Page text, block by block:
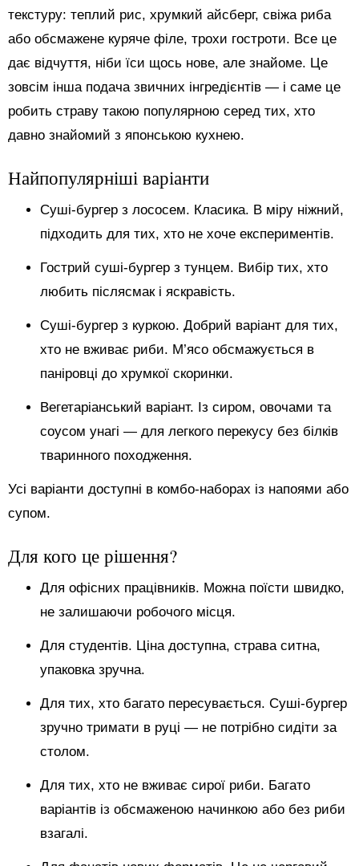
текстуру: теплий рис, хрумкий айсберг, свіжа риба
або обсмажене куряче філе, трохи гостроти. Все це
дає відчуття, ніби їси щось нове, але знайоме. Це
зовсім інша подача звичних інгредієнтів — і саме це
робить страву такою популярною серед тих, хто
давно знайомий з японською кухнею.
Найпопулярніші варіанти
Суші-бургер з лососем. Класика. В міру ніжний,
підходить для тих, хто не хоче експериментів.
Гострий суші-бургер з тунцем. Вибір тих, хто
любить післясмак і яскравість.
Суші-бургер з куркою. Добрий варіант для тих,
хто не вживає риби. М’ясо обсмажується в
паніровці до хрумкої скоринки.
Вегетаріанський варіант. Із сиром, овочами та
соусом унагі — для легкого перекусу без білків
тваринного походження.
Усі варіанти доступні в комбо-наборах із напоями або
супом.
Для кого це рішення?
Для офісних працівників. Можна поїсти швидко,
не залишаючи робочого місця.
Для студентів. Ціна доступна, страва ситна,
упаковка зручна.
Для тих, хто багато пересувається. Суші-бургер
зручно тримати в руці — не потрібно сидіти за
столом.
Для тих, хто не вживає сирої риби. Багато
варіантів із обсмаженою начинкою або без риби
взагалі.